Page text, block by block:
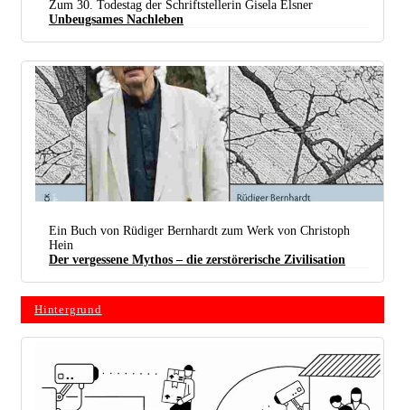
Gisela Elsner bei einer Lesung (Foto: picture alliance / ZB | Morgenstern, Barbara)
Zum 30. Todestag der Schriftstellerin Gisela Elsner
Unbeugsames Nachleben
Ein Buch von Rüdiger Bernhardt zum Werk von Christoph
Hein
Der vergessene Mythos – die zerstörerische Zivilisation
Hintergrund